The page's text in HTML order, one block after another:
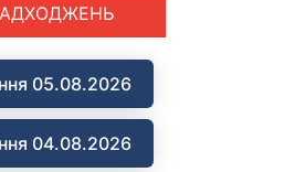
05.08.2026
04.08.2026